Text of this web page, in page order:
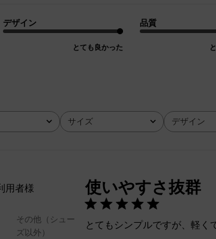
デザイン
とても良かった
品質
サイズ
全て デザイン
全て
用者様
その他（シュー
ズ以外）
使いやすさ抜群
とてもシンプルですが、軽く